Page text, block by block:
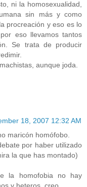
ni la homosexualidad,
sin más y como
procreación y eso es lo
eso llevamos tantos
Se trata de producir
aunque joda.
18, 2007 12:32 AM
maricón homófobo.
por haber utilizado
la que has montado)
la homofobia no hay